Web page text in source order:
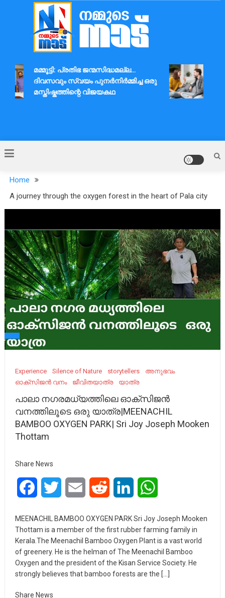
Nammude Naadu
മമ്മൂട്ടി: പ്രതിഭ ജന്മസിദ്ധമല്ല…
ദിവസവും സ്വയം പുനർനിർമ്മിച്ച ഒരു
മസ്തിഷ്കത്തിന്റെ വിജയകഥ
Home
A journey through the oxygen forest in the heart of Pala city
Experience Silence of Nature storytellers
അനുഭവം
ഓക്സിജൻ വനം
ജീവിതയാത്ര യാത്ര
പാലാ നഗരമധ്യത്തിലെ ഓക്സിജൻ
വനത്തിലൂടെ ഒരു യാത്ര|MEENACHIL
BAMBOO OXYGEN PARK| Sri Joy Joseph Mooken
Thottam
Share News
FacebookTwitter Email Reddit LinkedIn
MEENACHIL BAMBOO OXYGEN PARK Sri Joy Joseph Mooken
Thottam is a member of the first rubber farming family in
Kerala.The Meenachil Bamboo Oxygen Plant is a vast world
of greenery. He is the helman of The Meenachil Bamboo
Oxygen and the president of the Kisan Service Society. He
strongly believes that bamboo forests are the […]
Share News